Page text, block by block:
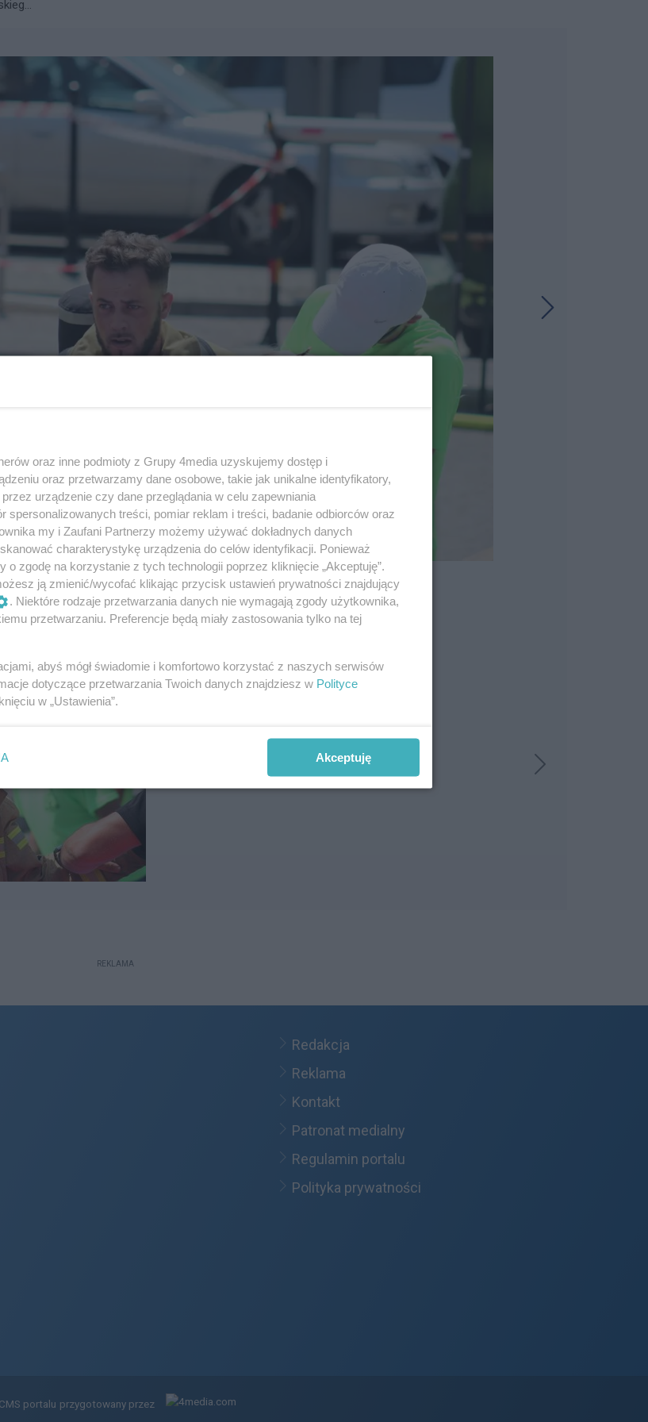
23 / 120
REKLAMA
Redakcja
Reklama
Kontakt
Patronat medialny
Regulamin portalu
Polityka prywatności
CMS portalu przygotowany przez
oraz inne podmioty z Grupy 4media uzyskujemy dostęp i
oraz przetwarzamy dane osobowe, takie jak unikalne identyfikatory,
urządzenie czy dane przeglądania w celu zapewniania
spersonalizowanych treści, pomiar reklam i treści, badanie odbiorców oraz
my i Zaufani Partnerzy możemy używać dokładnych danych
charakterystykę urządzenia do celów identyfikacji. Ponieważ
o zgodę na korzystanie z tych technologii poprzez kliknięcie „Akceptuję”.
ją zmienić/wycofać klikając przycisk ustawień prywatności znajdujący
. Niektóre rodzaje przetwarzania danych nie wymagają zgody użytkownika,
przetwarzaniu. Preferencje będą miały zastosowania tylko na tej
abyś mógł świadomie i komfortowo korzystać z naszych serwisów
dotyczące przetwarzania Twoich danych znajdziesz w Polityce
w „Ustawienia”.
Akceptuję